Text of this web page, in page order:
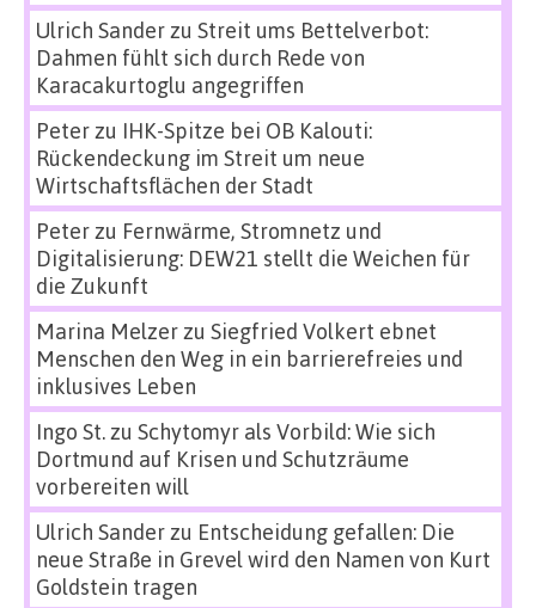
Ulrich Sanderzu Streit ums Bettelverbot:
Dahmen fühlt sich durch Rede von
Karacakurtoglu angegriffen
Peterzu IHK-Spitze bei OB Kalouti:
Rückendeckung im Streit um neue
Wirtschaftsflächen der Stadt
Peterzu Fernwärme, Stromnetz und
Digitalisierung: DEW21 stellt die Weichen für
die Zukunft
Marina Melzerzu Siegfried Volkert ebnet
Menschen den Weg in ein barrierefreies und
inklusives Leben
Ingo St.zu Schytomyr als Vorbild: Wie sich
Dortmund auf Krisen und Schutzräume
vorbereiten will
Ulrich Sanderzu Entscheidung gefallen: Die
neue Straße in Grevel wird den Namen von Kurt
Goldstein tragen